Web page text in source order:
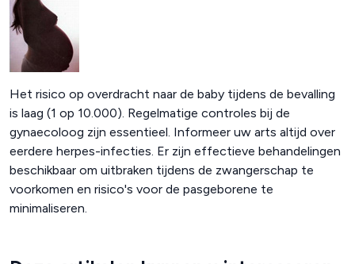
Het risico op overdracht naar de baby tijdens de bevalling
is laag (1 op 10.000). Regelmatige controles bij de
gynaecoloog zijn essentieel. Informeer uw arts altijd over
eerdere herpes-infecties. Er zijn effectieve behandelingen
beschikbaar om uitbraken tijdens de zwangerschap te
voorkomen en risico's voor de pasgeborene te
minimaliseren.